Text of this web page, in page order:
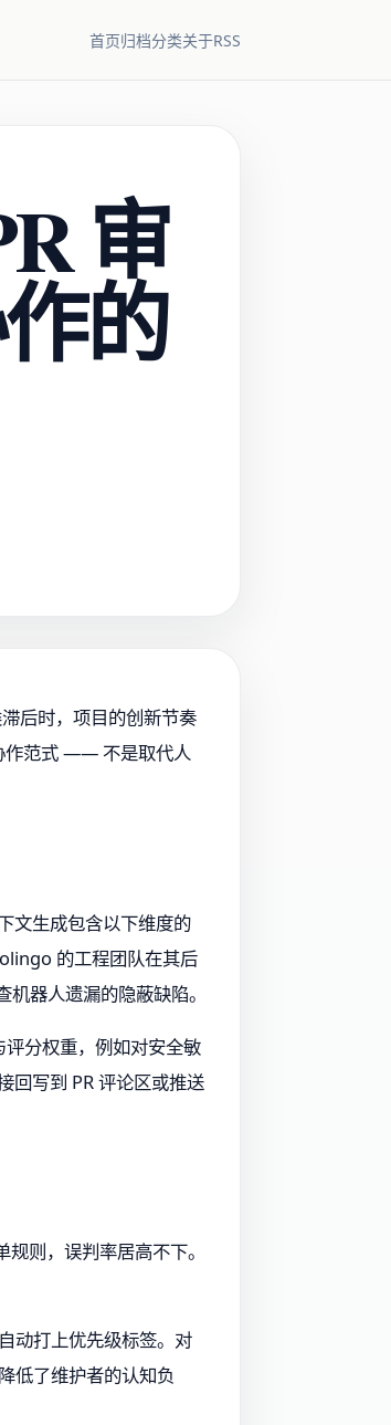
首页归档分类关于RSS
审
的
后时，项目的创新节奏
作范式 —— 不是取代人
文生成包含以下维度的
的工程团队在其后
器人遗漏的隐蔽缺陷。
分权重，例如对安全敏
回写到 PR 评论区或推送
则，误判率居高不下。
动打上优先级标签。对
低了维护者的认知负